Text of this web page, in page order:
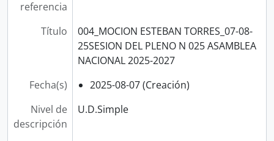
referencia
Título
004_MOCION ESTEBAN TORRES_07-08-
25SESION DEL PLENO N 025 ASAMBLEA
NACIONAL 2025-2027
Fecha(s)
2025-08-07 (Creación)
Nivel de
descripción
U.D.Simple